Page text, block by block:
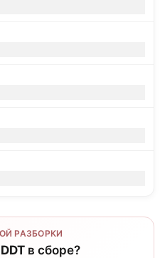
РАЗБОРКИ
в сборе?